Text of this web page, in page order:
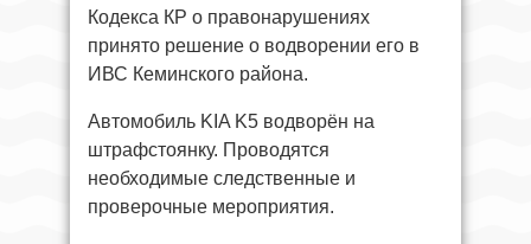
Кодекса КР о правонарушениях
принято решение о водворении его в
ИВС Кеминского района.
Автомобиль KIA K5 водворён на
штрафстоянку. Проводятся
необходимые следственные и
проверочные мероприятия.